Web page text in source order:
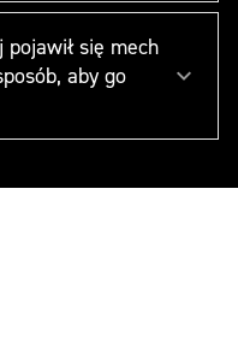
pojawił się mech
aby go